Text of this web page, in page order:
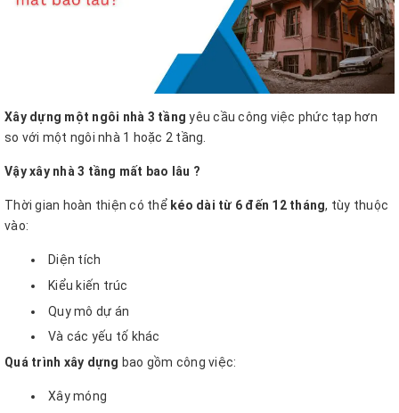
Xây dựng một ngôi nhà 3 tầng yêu cầu công việc phức tạp hơn
so với một ngôi nhà 1 hoặc 2 tầng.
Vậy xây nhà 3 tầng mất bao lâu ?
Thời gian hoàn thiện có thể kéo dài từ 6 đến 12 tháng, tùy thuộc
vào:
Diện tích
Kiểu kiến trúc
Quy mô dự án
Và các yếu tố khác
Quá trình xây dựng bao gồm công việc:
Xây móng